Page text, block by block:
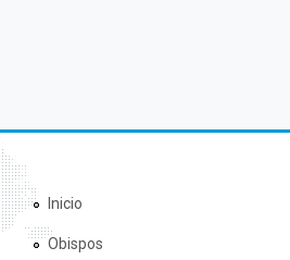
Inicio
Obispos